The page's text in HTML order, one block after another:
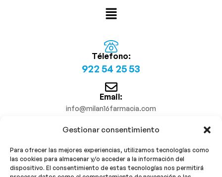
Gestionar consentimiento
Para ofrecer las mejores experiencias, utilizamos tecnologías como
las cookies para almacenar y/o acceder a la información del
dispositivo. El consentimiento de estas tecnologías nos permitirá
Télefono:
922 54 25 53
Email:
info@milan16farmacia.com
¡Síguenos!